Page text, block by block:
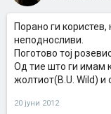
Порано ги
неподносливи.
Поготово тој
Од тие што ги имам
жолтиот(B.U. Wild) и
20 јуни 2012